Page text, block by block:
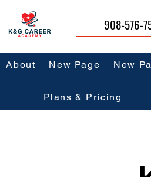
908-576-
About New Page New
Plans & Pricing